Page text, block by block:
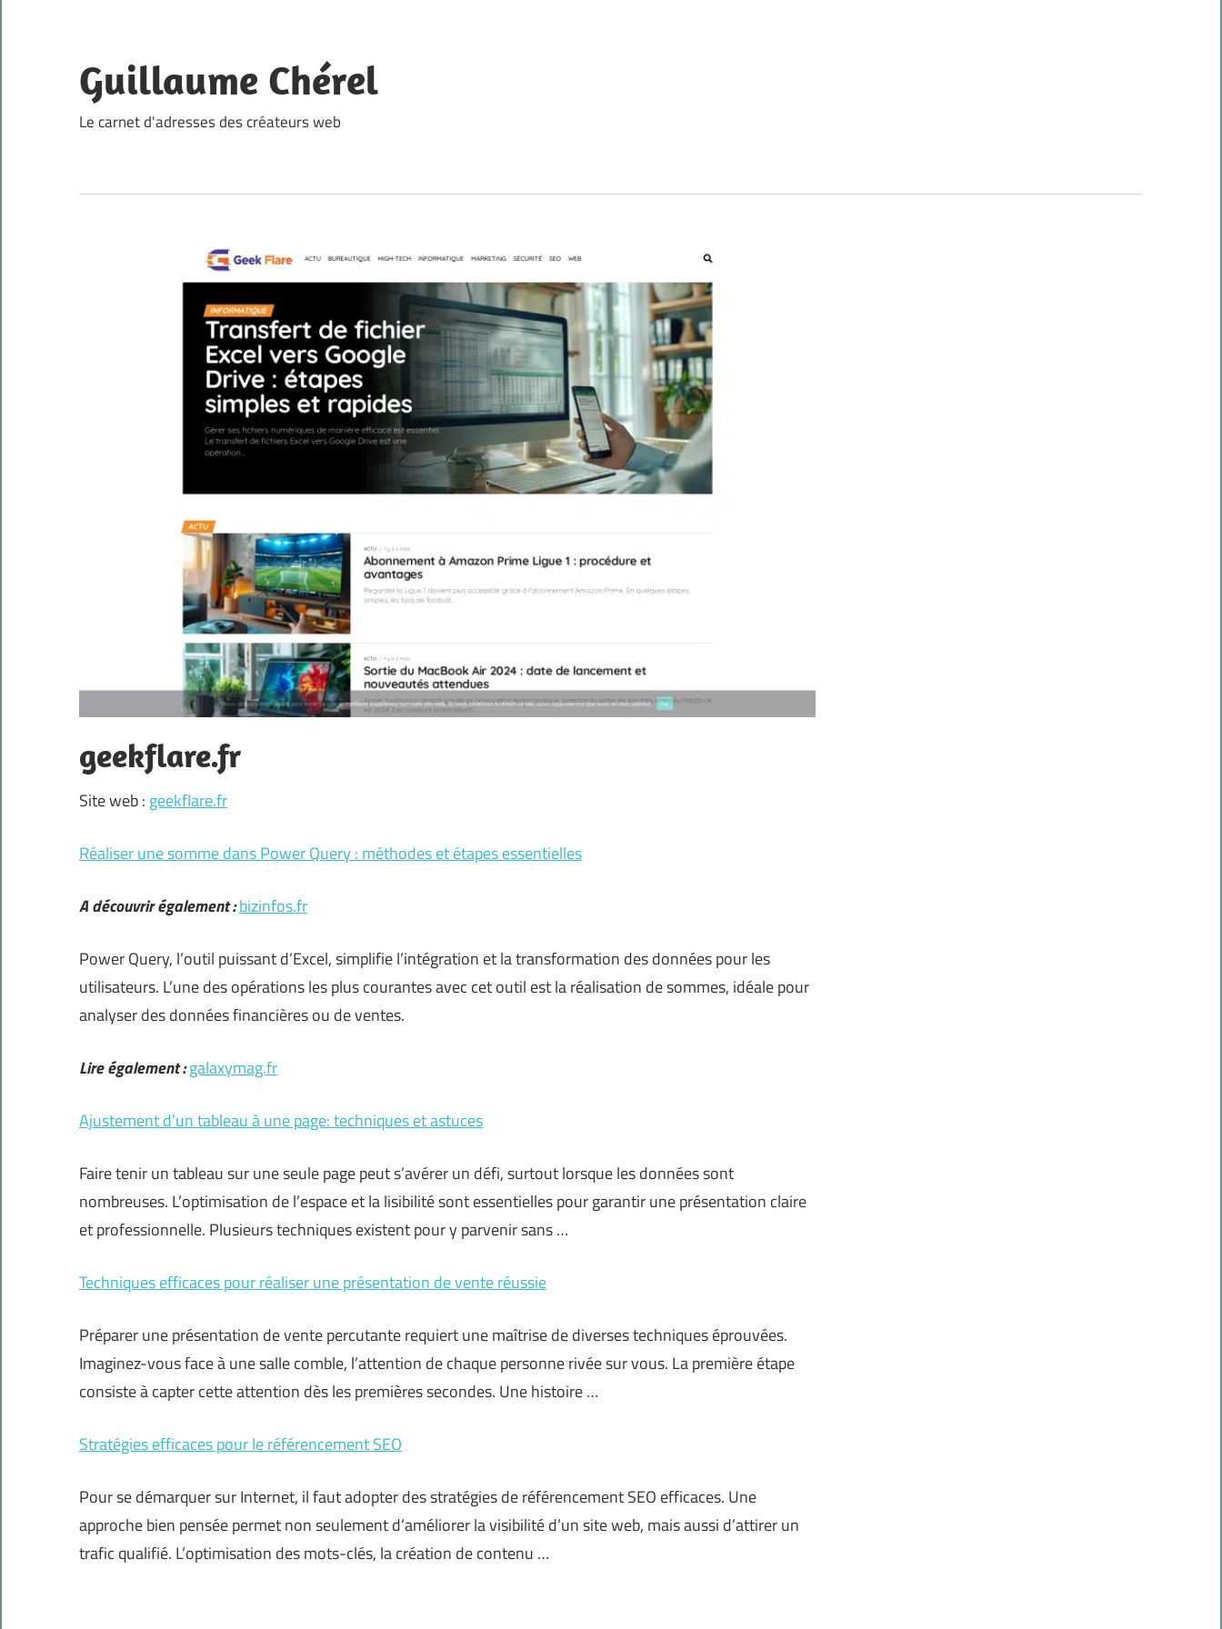
content
Guillaume Chérel
Le carnet d'adresses des créateurs web
geekflare.fr
Site web : geekflare.fr
Réaliser une somme dans Power Query : méthodes et étapes essentielles
A découvrir également :bizinfos.fr
Power Query, l’outil puissant d’Excel, simplifie l’intégration et la transformation des données pour les
utilisateurs. L’une des opérations les plus courantes avec cet outil est la réalisation de sommes, idéale pour
analyser des données financières ou de ventes.
Lire également :galaxymag.fr
Ajustement d’un tableau à une page: techniques et astuces
Faire tenir un tableau sur une seule page peut s’avérer un défi, surtout lorsque les données sont
nombreuses. L’optimisation de l’espace et la lisibilité sont essentielles pour garantir une présentation claire
et professionnelle. Plusieurs techniques existent pour y parvenir sans …
Techniques efficaces pour réaliser une présentation de vente réussie
Préparer une présentation de vente percutante requiert une maîtrise de diverses techniques éprouvées.
Imaginez-vous face à une salle comble, l’attention de chaque personne rivée sur vous. La première étape
consiste à capter cette attention dès les premières secondes. Une histoire …
Stratégies efficaces pour le référencement SEO
Pour se démarquer sur Internet, il faut adopter des stratégies de référencement SEO efficaces. Une
approche bien pensée permet non seulement d’améliorer la visibilité d’un site web, mais aussi d’attirer un
trafic qualifié. L’optimisation des mots-clés, la création de contenu …